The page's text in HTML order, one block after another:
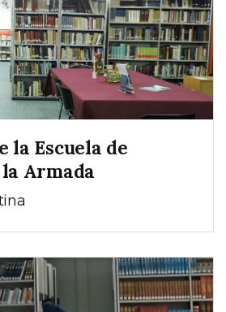
la Escuela de
Armada